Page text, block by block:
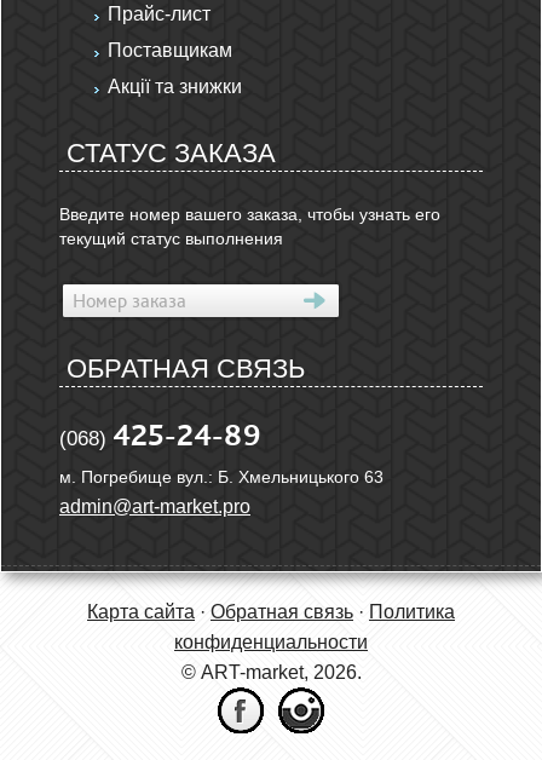
Прайс-лист
Поставщикам
Акції та знижки
СТАТУС ЗАКАЗА
Введите номер вашего заказа, чтобы узнать его
текущий статус выполнения
ОБРАТНАЯ СВЯЗЬ
(068) 425-24-89
м. Погребище вул.: Б. Хмельницького 63
admin@art-market.pro
Карта сайта · Обратная связь · Политика
конфиденциальности
© ART-market, 2026.